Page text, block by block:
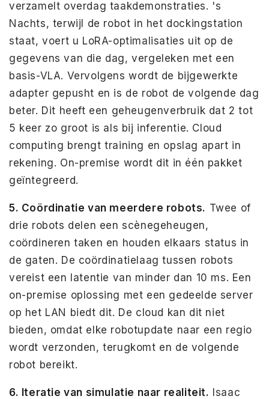
verzamelt overdag taakdemonstraties. 's
Nachts, terwijl de robot in het dockingstation
staat, voert u LoRA-optimalisaties uit op de
gegevens van die dag, vergeleken met een
basis-VLA. Vervolgens wordt de bijgewerkte
adapter gepusht en is de robot de volgende dag
beter. Dit heeft een geheugenverbruik dat 2 tot
5 keer zo groot is als bij inferentie. Cloud
computing brengt training en opslag apart in
rekening. On-premise wordt dit in één pakket
geïntegreerd.
5. Coördinatie van meerdere robots. Twee of
drie robots delen een scènegeheugen,
coördineren taken en houden elkaars status in
de gaten. De coördinatielaag tussen robots
vereist een latentie van minder dan 10 ms. Een
on-premise oplossing met een gedeelde server
op het LAN biedt dit. De cloud kan dit niet
bieden, omdat elke robotupdate naar een regio
wordt verzonden, terugkomt en de volgende
robot bereikt.
6. Iteratie van simulatie naar realiteit. Isaac